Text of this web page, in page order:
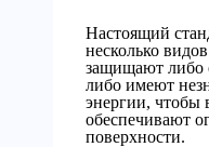
Настоящий
несколько
защищают либо
либо имеют
энергии, чтобы
обеспечивают
поверхности.